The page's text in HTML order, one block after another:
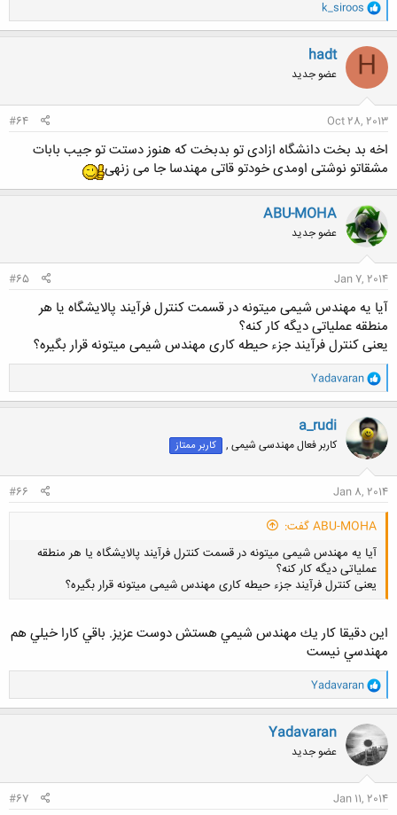
و
ا
ک
ن
ش
ه
ا
k_siroos
H
hadt
عضو جدید
Oct 28, 2013
#64
اخه بد بخت دانشگاه ازادی تو بدبخت که هنوز دستت تو جیب بابات
مشقاتو نوشتی اومدی خودتو قاتی مهندسا جا می زنهی
ABU-MOHA
عضو جدید
Jan 7, 2014
#65
آیا یه مهندس شیمی میتونه در قسمت کنترل فرآیند پالایشگاه یا هر
منطقه عملیاتی دیگه کار کنه؟
یعنی کنترل فرآیند جزء حیطه کاری مهندس شیمی میتونه قرار بگیره؟
و
ا
ک
ن
ش
ه
ا
Yadavaran
a_rudi
کاربر فعال مهندسی شیمی , کاربر ممتاز
Jan 8, 2014
#66
ABU-MOHA گفت:
آیا یه مهندس شیمی میتونه در قسمت کنترل فرآیند پالایشگاه یا هر منطقه
عملیاتی دیگه کار کنه؟
یعنی کنترل فرآیند جزء حیطه کاری مهندس شیمی میتونه قرار بگیره؟
کلیک کنید تا باز شود...
اين دقيقا كار يك مهندس شيمي هستش دوست عزيز. باقي كارا خيلي هم
مهندسي نيست
و
ا
ک
ن
ش
ه
ا
Yadavaran
Yadavaran
عضو جدید
Jan 11, 2014
#67